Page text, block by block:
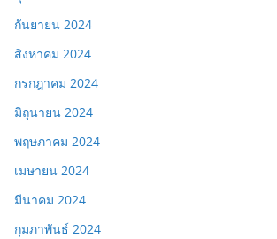
กันยายน 2024
สิงหาคม 2024
กรกฎาคม 2024
มิถุนายน 2024
พฤษภาคม 2024
เมษายน 2024
มีนาคม 2024
กุมภาพันธ์ 2024